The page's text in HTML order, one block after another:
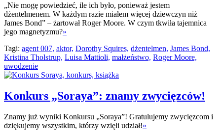
„Nie mogę powiedzieć, ile ich było, ponieważ jestem
dżentelmenem. W każdym razie miałem więcej dziewczyn niż
James Bond” – żartował Roger Moore. W czym tkwiła tajemnica
jego magnetyzmu?»
Tagi: agent 007, aktor, Dorothy Squires, dżentelmen, James Bond,
Kristina Tholstrup, Luisa Mattioli, małżeństwo, Roger Moore,
uwodzenie
Konkurs „Soraya”: znamy zwycięzców!
Znamy już wyniki Konkursu „Soraya”! Gratulujemy zwycięzcom i
dziękujemy wszystkim, którzy wzięli udział!»